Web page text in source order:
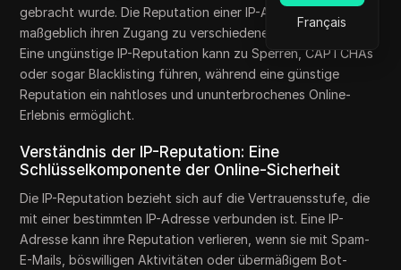
Français
gebracht wurde. Die Reputation einer IP-Adresse beeinflusst
maßgeblich ihren Zugang zu verschiedenen Online-Diensten.
Eine ungünstige IP-Reputation kann zu Sperren, CAPTCHAs
oder sogar Blacklisting führen, während eine günstige
Reputation ein nahtloses und ununterbrochenes Online-
Erlebnis ermöglicht.
Verständnis der IP-Reputation: Eine
Schlüsselkomponente der Online-Sicherheit
Die IP-Reputation bezieht sich auf die Vertrauensstufe, die
mit einer bestimmten IP-Adresse verbunden ist. Eine IP-
Adresse kann ihre Reputation verlieren, wenn sie mit Spam-
E-Mails, böswilligen Aktivitäten oder übermäßigem Bot-